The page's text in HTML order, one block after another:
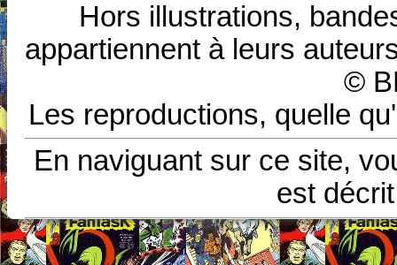
Hors illustrations,
appartiennent à leurs
©
Les reproductions, quelle
En naviguant sur ce site,
est